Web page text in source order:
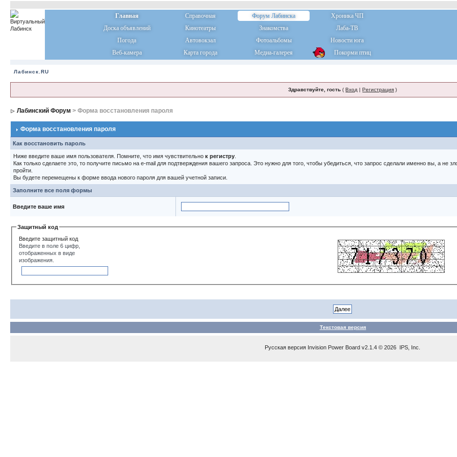
Главная Справочная Форум Лабинска
Хроника ЧП
Доска объявлений
Кинотеатры Знакомства
Лаба-ТВ
Погода
Автовокзал Фотоальбомы
Новости юга
Веб-камера
Карта города Медиа-галерея Покорми птиц
Лабинск.RU
Здравствуйте, гость (Вход |Регистрация )
Лабинский Форум > Форма восстановления пароля
Форма восстановления пароля
Как восстановить пароль
Ниже введите ваше имя пользователя. Помните, что имя чувствительнок регистру
Как только сделаете это, то получите письмо на e-mail для подтверждения вашего запроса. Это нужно для того, чтобы убедиться, что запрос сделали именно вы, а
пройти.
Вы будете перемещены к форме ввода нового пароля для вашей учетной записи.
Заполните все поля формы
Введите ваше имя
Защитный код
Введите защитный код
Введите в поле 6 цифр,
отображенных в виде
изображения.
Текстовая версия
Русская версия Invision Power Board v2.1.4 © 2026 IPS, Inc.